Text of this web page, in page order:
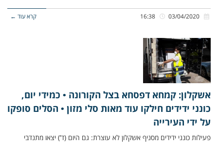
קרא עוד ←
אשקלון: קמחא דפסחא בצל הקורונה • כמידי יום,
כונני ידידים חילקו עוד מאות סלי מזון • הסלים סופקו
על ידי העירייה
פעילות כונני ידידים מסניף אשקלון לא עוצרת: גם היום (ד’) יצאו מתנדבי